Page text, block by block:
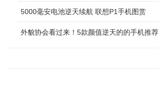
5000毫安电池逆天续航 联想P1手机图赏
外貌协会看过来！5款颜值逆天的的手机推荐